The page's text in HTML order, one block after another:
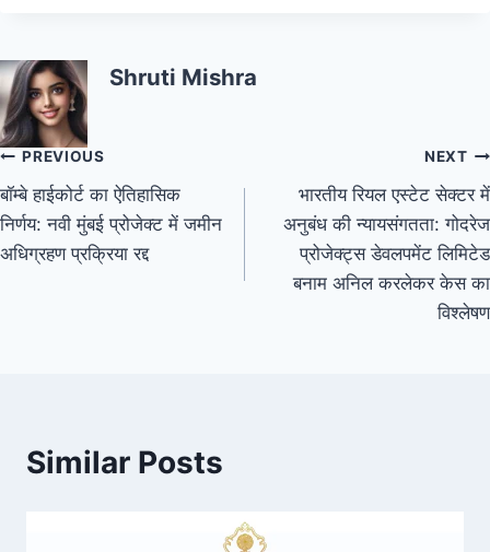
Shruti Mishra
PREVIOUS
बॉम्बे हाईकोर्ट का ऐतिहासिक
निर्णय: नवी मुंबई प्रोजेक्ट में जमीन
अधिग्रहण प्रक्रिया रद्द
NEXT
भारतीय रियल एस्टेट सेक्टर में
अनुबंध की न्यायसंगतता: गोदरेज
प्रोजेक्ट्स डेवलपमेंट लिमिटेड
बनाम अनिल करलेकर केस का
विश्लेषण
Similar Posts